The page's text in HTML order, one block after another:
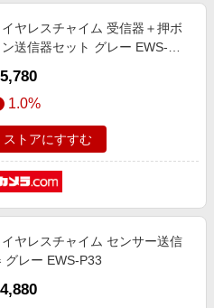
イヤレスチャイム 受信器＋押ボ
ン送信器セット グレー EWS-
5,780
1.0%
ストアにすすむ
イヤレスチャイム センサー送信
グレー EWS-P33
4,880